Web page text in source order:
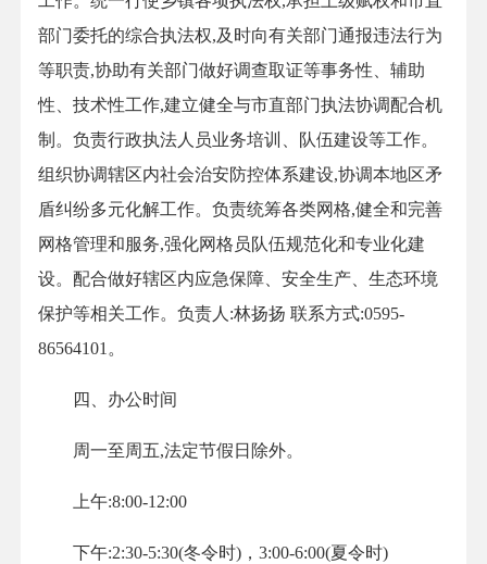
部门委托的综合执法权,及时向有关部门通报违法行为
等职责,协助有关部门做好调查取证等事务性、辅助
性、技术性工作,建立健全与市直部门执法协调配合机
制。负责行政执法人员业务培训、队伍建设等工作。
组织协调辖区内社会治安防控体系建设,协调本地区矛
盾纠纷多元化解工作。负责统筹各类网格,健全和完善
网格管理和服务,强化网格员队伍规范化和专业化建
设。配合做好辖区内应急保障、安全生产、生态环境
保护等相关工作。负责人:林扬扬 联系方式:0595-
86564101。
四、办公时间
周一至周五,法定节假日除外。
上午:8:00-12:00
下午:2:30-5:30(冬令时)，3:00-6:00(夏令时)